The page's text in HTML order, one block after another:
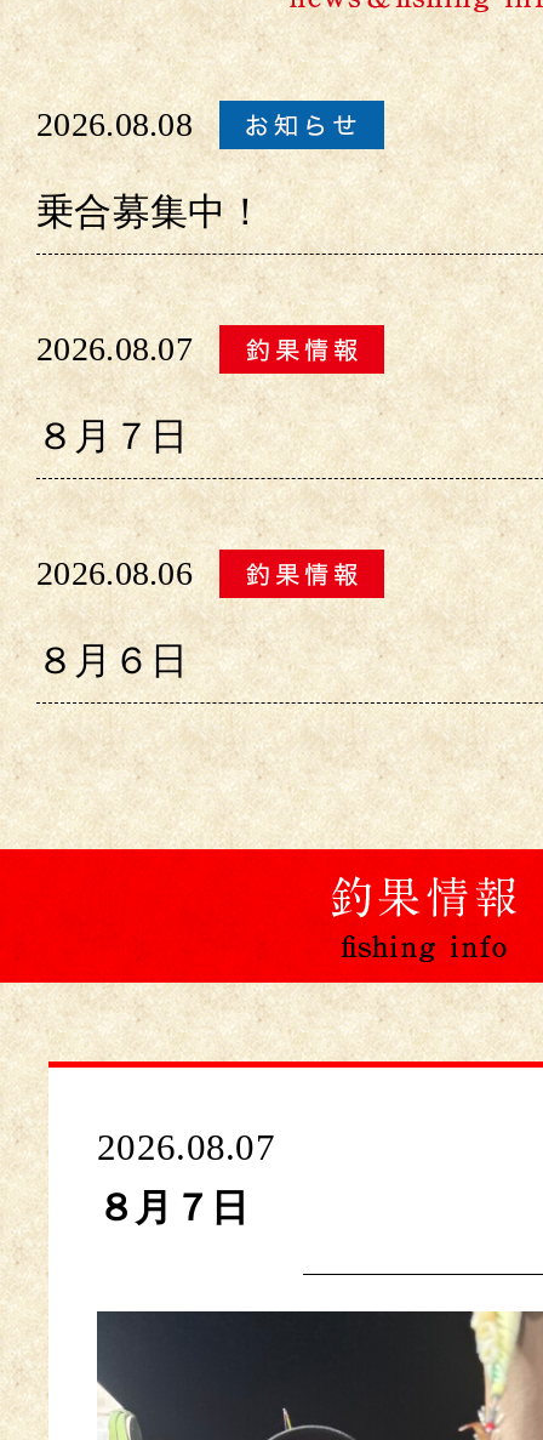
2026.08.08
乗合募集中！
2026.08.07
８月７日
2026.08.06
８月６日
2026.08.07
８月７日